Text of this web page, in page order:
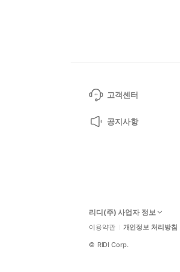
고객센터
공지사항
리디(주) 사업자 정보
이용약관 개인정보 처리방침
© RIDI Corp.